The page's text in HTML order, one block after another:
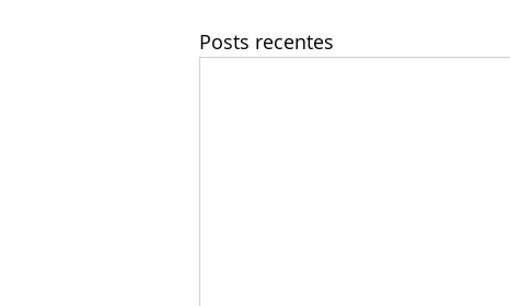
Posts recentes